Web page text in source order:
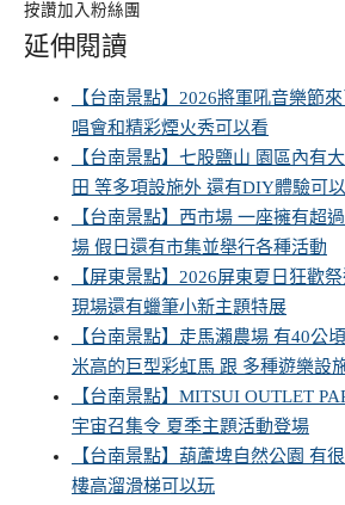
按讚加入粉絲團
延伸閱讀
【台南景點】2026將軍吼音樂節
唱會和精彩煙火秀可以看
【台南景點】七股鹽山 園區內有
田 等多項設施外 還有DIY體驗可
【台南景點】西市場 一座擁有超
場 假日還有市集並舉行各種活動
【屏東景點】2026屏東夏日狂歡
現場還有蠟筆小新主題特展
【台南景點】走馬瀨農場 有40公
米高的巨型彩虹馬 跟 多種遊樂設
【台南景點】MITSUI OUTLET
宇宙召集令 夏季主題活動登場
【台南景點】葫蘆埤自然公園 有
樓高溜滑梯可以玩